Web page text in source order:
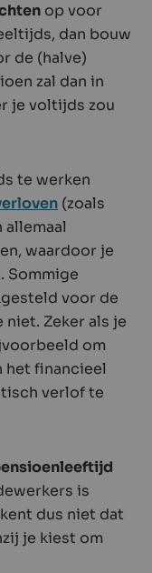
op voor
dan bouw
de (halve)
zal dan in
je voltijds zou
te werken
(zoals
waardoor je
Sommige
voor de
niet. Zeker als je
om
het financieel
verlof te
is
dus niet dat
je kiest om